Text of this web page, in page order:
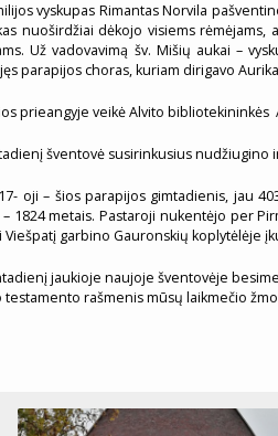
vyskupas Rimantas Norvila
nuoširdžiai dėkojo visiems
Už vadovavimą šv. Mišių aukai –
parapijos choras, kuriam dirigavo
prieangyje veikė Alvito
šventovė susirinkusius nudžiugino
oji – šios parapijos gimtadienis, jau
1824 metais. Pastaroji nukentėjo per
Viešpatį garbino Gauronskių koplytėlėje
jaukioje naujoje šventovėje
testamento rašmenis mūsų laikmečio